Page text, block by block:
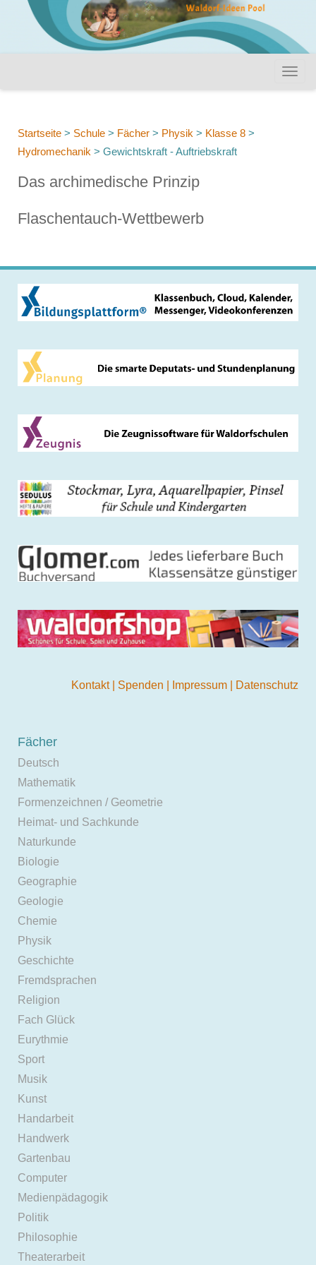
Startseite > Schule > Fächer > Physik > Klasse 8 >
Hydromechanik > Gewichtskraft - Auftriebskraft
Das archimedische Prinzip
Flaschentauch-Wettbewerb
Kontakt Spenden Impressum Datenschutz
Fächer
Deutsch
Mathematik
Formenzeichnen / Geometrie
Heimat- und Sachkunde
Naturkunde
Biologie
Geographie
Geologie
Chemie
Physik
Geschichte
Fremdsprachen
Religion
Fach Glück
Eurythmie
Sport
Musik
Kunst
Handarbeit
Handwerk
Gartenbau
Computer
Medienpädagogik
Politik
Philosophie
Theaterarbeit